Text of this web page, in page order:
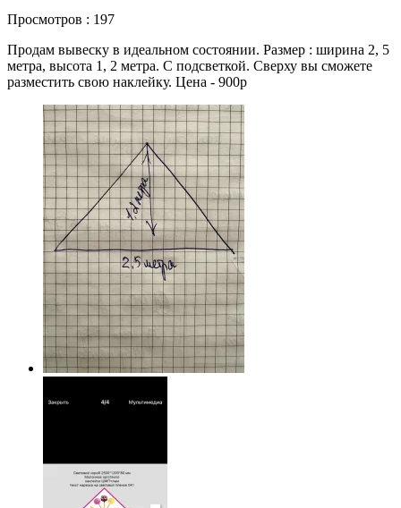
Просмотров : 197
Продам вывеску в идеальном состоянии. Размер : ширина 2, 5
метра, высота 1, 2 метра. С подсветкой. Сверху вы сможете
разместить свою наклейку. Цена - 900р